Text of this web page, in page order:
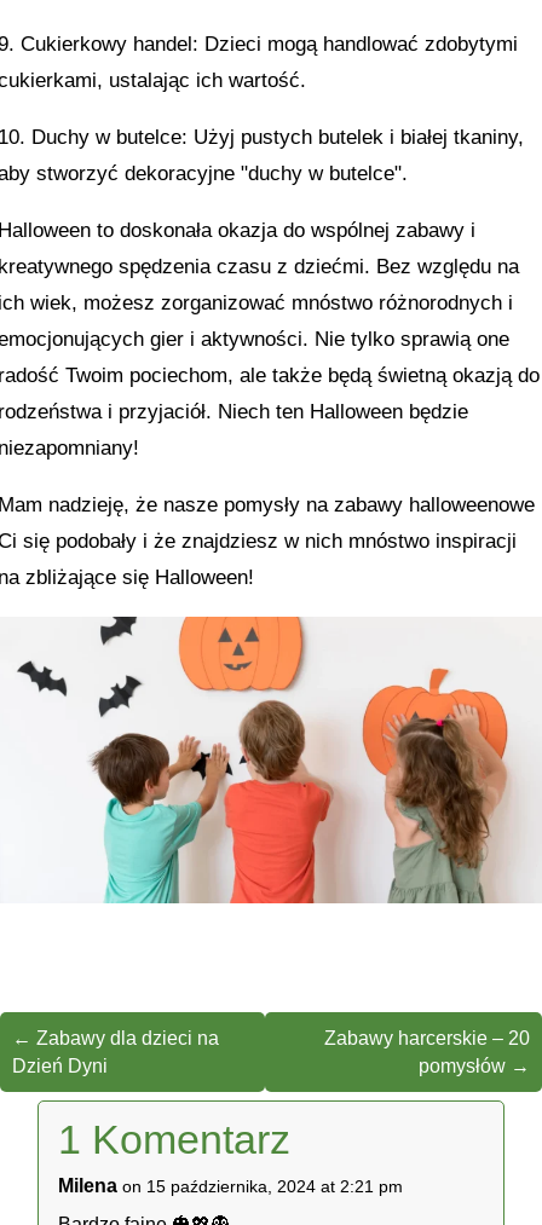
Cukierkowy handel: Dzieci mogą handlować zdobytymi
ustalając ich wartość.
Duchy w butelce: Użyj pustych butelek i białej tkaniny,
stworzyć dekoracyjne "duchy w butelce".
to doskonała okazja do wspólnej zabawy i
spędzenia czasu z dziećmi. Bez względu na
wiek, możesz zorganizować mnóstwo różnorodnych i
gier i aktywności. Nie tylko sprawią one
Twoim pociechom, ale także będą świetną okazją do
i przyjaciół. Niech ten Halloween będzie
nadzieję, że nasze pomysły na zabawy halloweenowe
się podobały i że znajdziesz w nich mnóstwo inspiracji
zbliżające się Halloween!
← Zabawy dla dzieci na
Dzień Dyni
Zabawy harcerskie – 20
pomysłów →
1 Komentarz
Milena on 15 października, 2024 at 2:21 pm